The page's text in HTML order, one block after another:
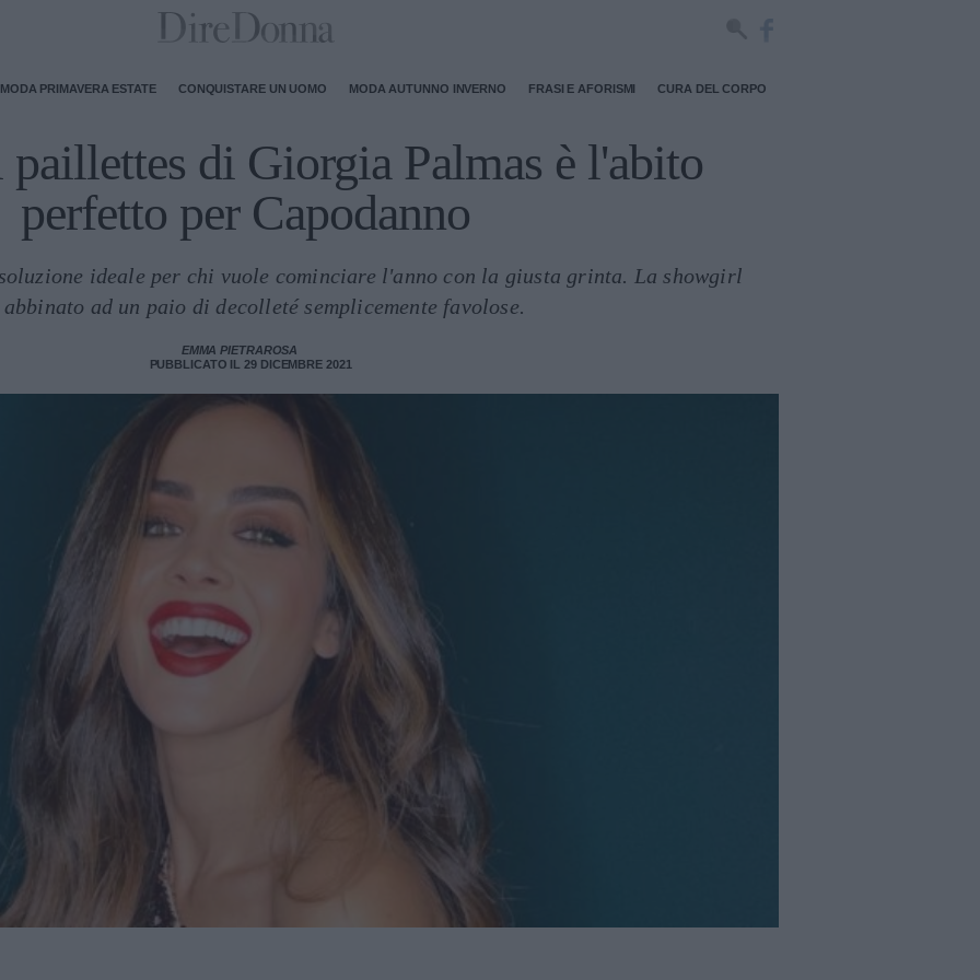
MODA PRIMAVERA ESTATE CONQUISTARE UN UOMO MODA AUTUNNO INVERNO FRASI E AFORISMI CURA DEL CORPO
di Giorgia Palmas è l'abito
perfetto per Capodanno
ideale per chi vuole cominciare l'anno con la giusta grinta. La showgirl
ad un paio di decolleté semplicemente favolose.
EMMA PIETRAROSA
PUBBLICATO IL 29 DICEMBRE 2021